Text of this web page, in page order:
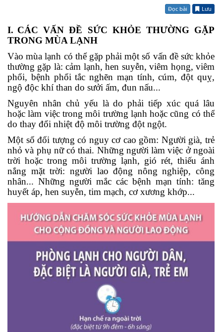
Đọc bài Lưu
I. CÁC VẤN ĐỀ SỨC KHỎE THƯỜNG GẶP
TRONG MÙA LẠNH
Vào mùa lạnh có thể gặp phải một số vấn đề sức khỏe
thường gặp là: cảm lạnh, hen suyễn, viêm họng, viêm
phổi, bệnh phổi tắc nghẽn mạn tính, cúm, đột quỵ,
ngộ độc khí than do sưởi ấm, đun nấu...
Nguyên nhân chủ yếu là do phải tiếp xúc quá lâu
hoặc làm việc trong môi trường lạnh hoặc cũng có thể
do thay đổi nhiệt độ môi trường đột ngột.
Một số đối tượng có nguy cơ cao gồm: Người già, trẻ
nhỏ và phụ nữ có thai. Những người làm việc ở ngoài
trời hoặc trong môi trường lạnh, gió rét, thiếu ánh
nắng mặt trời: người lao động nông nghiệp, công
nhân... Những người mắc các bệnh mạn tính: tăng
huyết áp, hen suyễn, tim mạch, cơ xương khớp...